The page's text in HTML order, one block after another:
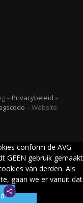
– Privacybeleid –
– Website:
Email
conform de AVG
GEEN gebruik gemaakt
van derden. Als
gaan we er vanuit dat